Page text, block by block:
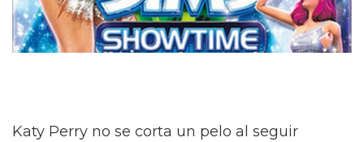
Katy Perry no se corta un pelo al seguir